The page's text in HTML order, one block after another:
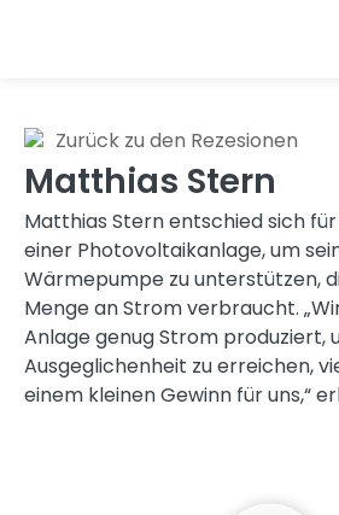
Zurück zu den Rezesionen
Matthias Stern
Matthias Stern entschied sich
einer Photovoltaikanlage, um
Wärmepumpe zu unterstützen,
Menge an Strom verbraucht.
Anlage genug Strom produziert,
Ausgeglichenheit zu erreichen,
einem kleinen Gewinn für uns,“